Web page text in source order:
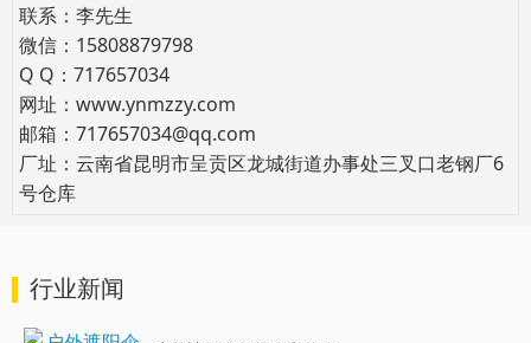
联系：李先生
微信：15808879798
Q Q：717657034
网址：www.ynmzzy.com
邮箱：717657034@qq.com
厂址：云南省昆明市呈贡区龙城街道办事处三叉口老钢厂6
号仓库
行业新闻